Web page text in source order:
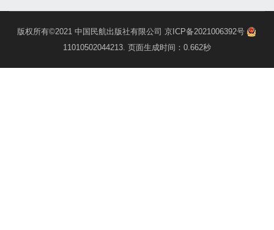
版权所有©2021 中国民航出版社有限公司 京ICP备2021006392号
11010502044213. 页面生成时间：0.662秒